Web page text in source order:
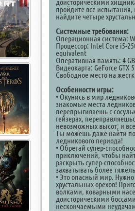
доисторическими
пройдите все испытания,
найдите четыре
Системные требования:
Операционная система:
Процессор: Intel Core i5-
equivalent
Оперативная память: 4
Видеокарта: GeForce GTX
Свободное место на
Особенности игры:
• Окунись в мир
знакомые места
перепрыгиваешь с
гейзерах,
невозможных высот; и
Ты можешь даже найти
ледникового периода!
• Обретай супер-
приключений, чтобы
раскрыть супер-
захватывать более
• Это опасный мир.
хрустальных орехов!
волками, коварными
доисторическими
нескончаемыми